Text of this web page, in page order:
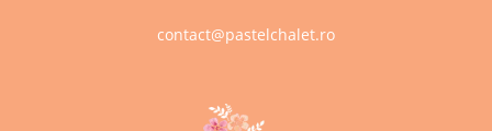
contact@pastelchalet.ro